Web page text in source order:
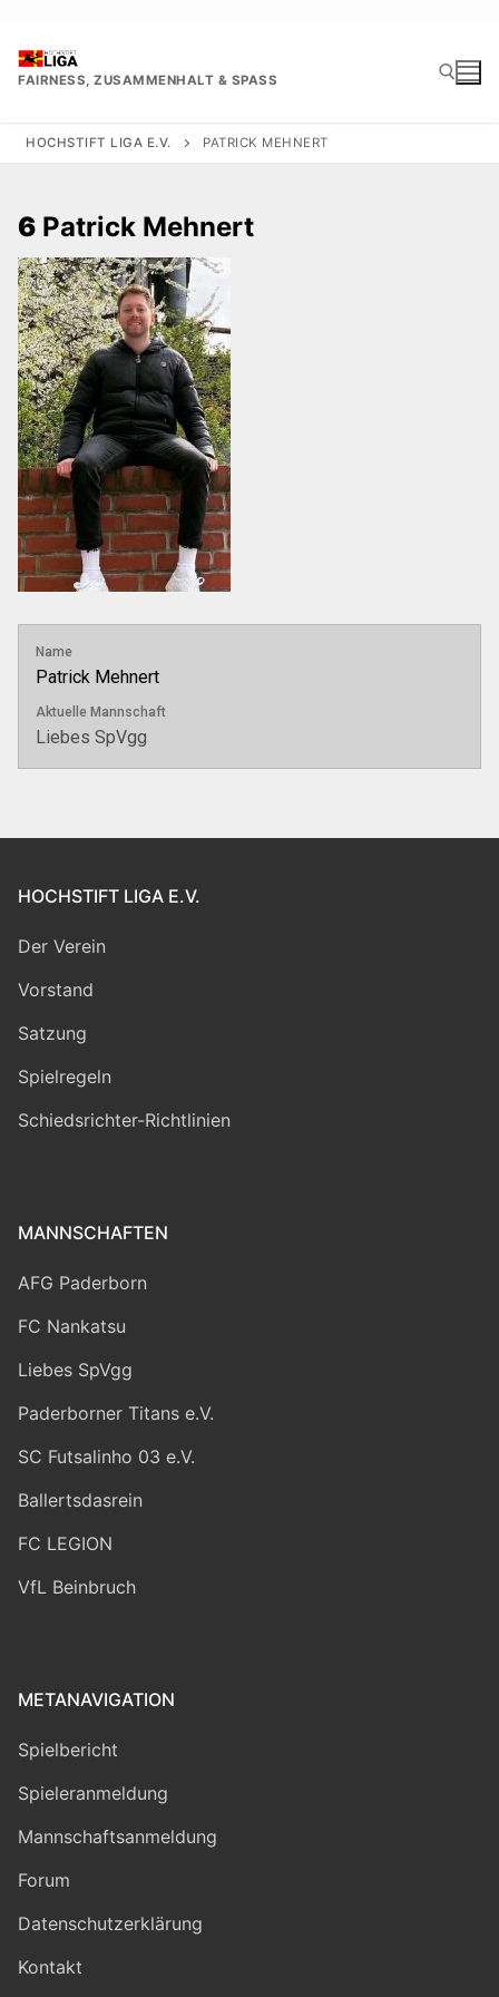
springen
FAIRNESS, ZUSAMMENHALT & SPASS
HOCHSTIFT LIGA E.V. PATRICK MEHNERT
6 Patrick Mehnert
Name
Patrick Mehnert
Aktuelle Mannschaft
Liebes SpVgg
HOCHSTIFT LIGA E.V.
Der Verein
Vorstand
Satzung
Spielregeln
Schiedsrichter-Richtlinien
MANNSCHAFTEN
AFG Paderborn
FC Nankatsu
Liebes SpVgg
Paderborner Titans e.V.
SC Futsalinho 03 e.V.
Ballertsdasrein
FC LEGION
VfL Beinbruch
METANAVIGATION
Spielbericht
Spieleranmeldung
Mannschaftsanmeldung
Forum
Datenschutzerklärung
Kontakt